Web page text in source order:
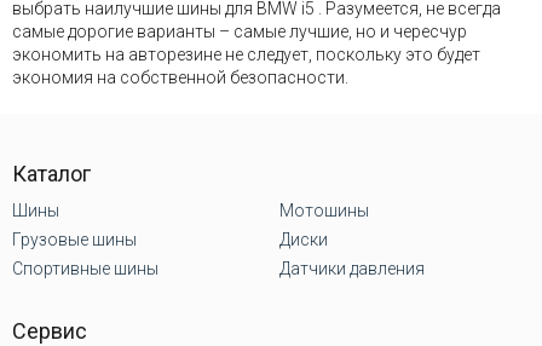
выбрать наилучшие шины для BMW i5 . Разумеется, не всегда
самые дорогие варианты – самые лучшие, но и чересчур
экономить на авторезине не следует, поскольку это будет
экономия на собственной безопасности.
Каталог
Шины
Грузовые шины
Спортивные шины
Мотошины
Диски
Датчики давления
Сервис